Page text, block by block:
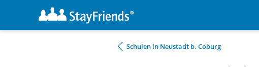
Schulen in Neustadt b. Coburg